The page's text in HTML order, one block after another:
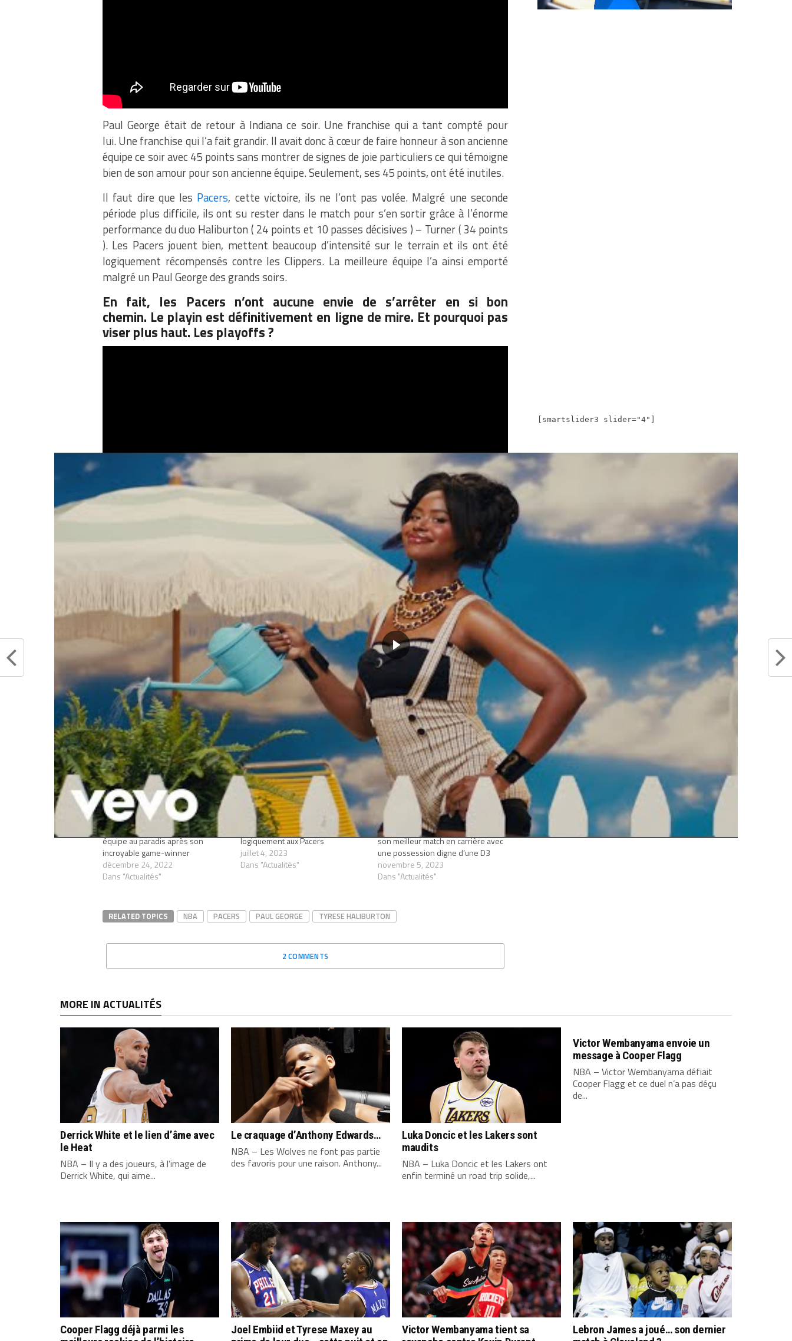
Paul George était de retour à Indiana ce soir.Une franchise qui a tant compté pour
lui.Une franchise qui l’a fait grandir. Il avait donc à cœur de faire honneur à son ancienne
équipe ce soir avec 45 points sans montrer de signes de joie particuliers ce qui témoigne
bien de son amour pour son ancienne équipe.Seulement, ses 45 points, ont été inutiles.
Il faut dire que les Pacers, cette victoire, ils ne l’ont pas volée. Malgré une seconde
période plus difficile, ils ont su rester dans le match pour s’en sortir grâce à l’énorme
performance du duo Haliburton ( 24 points et 10 passes décisives ) – Turner( 34 points
). Les Pacers jouent bien, mettent beaucoup d’intensité sur le terrain et ils ont été
logiquement récompensés contre les Clippers. La meilleure équipe l’a ainsi emporté
malgré un Paul George des grands soirs.
En fait, les Pacers n’ont aucune envie de s’arrêter en si bon
chemin. Le playin est définitivement en ligne de mire. Et pourquoi pas
viser plus haut. Les playoffs?
Anthony Davis donne des nouvelles de sa
blessure…
Partager :
Articles similaires
Tyrese Haliburton envoie son
équipe au paradis après son
incroyable game-winner
décembre 24, 2022
Dans "Actualités"
Tyrese Haliburton prolonge
logiquement aux Pacers
juillet 4, 2023
Dans "Actualités"
Quand Tyrese Haliburton gâche
son meilleur match en carrière avec
une possession digne d’une D3
novembre 5, 2023
Dans "Actualités"
RELATED TOPICS NBA PACERS PAUL GEORGE TYRESE HALIBURTON
2 COMMENTS
[smartslider3 slider="4"]
MORE IN ACTUALITÉS
Derrick White et le lien d’âme avec
le Heat
NBA – Il y a des joueurs, à l’image de
Derrick White, qui aime...
Le craquage d’Anthony Edwards…
NBA – Les Wolves ne font pas partie
des favoris pour une raison. Anthony...
Luka Doncic et les Lakers sont
maudits
NBA – Luka Doncic et les Lakers ont
enfin terminé un road trip solide,...
Victor Wembanyama envoie un
message à Cooper Flagg
NBA – Victor Wembanyama défiait
Cooper Flagg et ce duel n’a pas déçu
de...
Cooper Flagg déjà parmi les
Joel Embiid et Tyrese Maxey au
Victor Wembanyama tient sa
Lebron James a joué… son dernier